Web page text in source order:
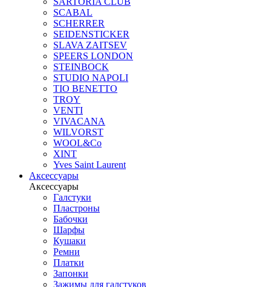
SCABAL
SCHERRER
SEIDENSTICKER
SLAVA ZAITSEV
SPEERS LONDON
STEINBOCK
STUDIO NAPOLI
TIO BENETTO
TROY
VENTI
VIVACANA
WILVORST
WOOL&Co
XINT
Yves Saint Laurent
Аксессуары
Аксессуары
Галстуки
Пластроны
Бабочки
Шарфы
Кушаки
Ремни
Платки
Запонки
Зажимы для галстуков